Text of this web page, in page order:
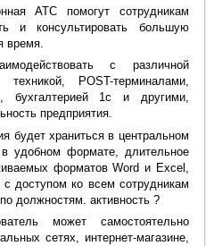
АТС помогут сотрудникам
и консультировать большую
время.
с различной
POST-терминалами,
бухгалтерией 1с и другими,
предприятия.
будет храниться в центральном
в удобном формате, длительное
форматов Word и Excel,
доступом ко всем сотрудникам
должностям. активность ?
может самостоятельно
сетях, интернет-магазине,